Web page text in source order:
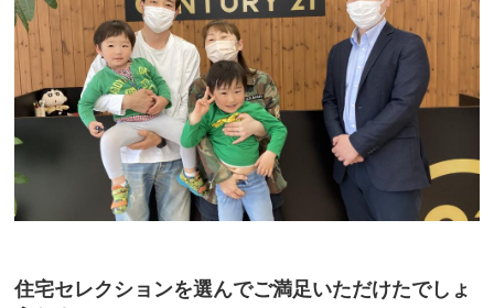
住宅セレクションを選んでご満足いただけたでしょ